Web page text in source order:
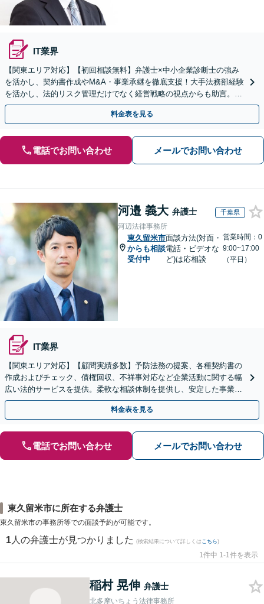
IT業界
【関東エリア対応】【初回相談無料】弁護士×中小企業診断士の強み
を活かし、契約書作成やM&A・事業承継を徹底支援！大手法務部経験
を活かし、法的リスク管理だけでなく経営戦略の視点からも助言。攻
めと守りの法務で、企業のさらなる成長に貢献します。
料金表を見る
電話でお問い合わせ メールでお問い合わせ
河邉 義大 弁護士 千葉県
河辺法律事務所
東久留米市
からも相談
受付中
面談方法(対面・
電話・ビデオな
ど)は応相談
営業時間：0
9:00~17:00
（平日）
IT業界
【関東エリア対応】【顧問実績多数】予防法務の提案、各種契約書の
作成およびチェック、債権回収、不祥事対応など企業活動に関する幅
広い法的サービスを提供。柔軟な相談体制を提供し、安定した事業成
長にお力添えします【休日・夜間面談対応】
料金表を見る
電話でお問い合わせ メールでお問い合わせ
東久留米市に所在する弁護士
東久留米市の事務所等での面談予約が可能です。
1 人の弁護士が見つかりました (検索結果について詳しくは こちら)
1件中 1-1件を表示
稲村 晃伸 弁護士
北多摩いちょう法律事務所